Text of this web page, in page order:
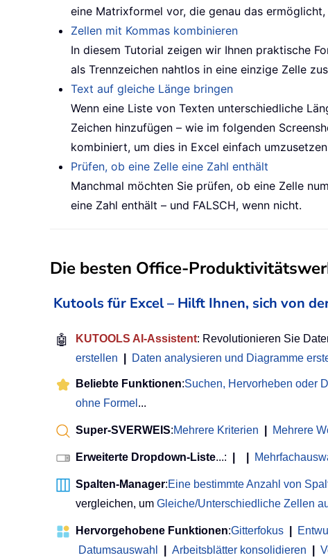
eine Matrixformel vor, die genau das
Zellen mit Kommas kombinieren
In diesem Tutorial zeigen wir Ihnen praktische
als Trennzeichen nahtlos in eine einzige Zelle
Text auf gleiche Länge bringen
Wenn eine Liste von Texten unterschiedliche
Zeichen hinzufügen – wie im folgenden
kombiniert, um dies in Excel einfach
Prüfen, ob eine Zelle eine Zahl enthält
Manchmal möchten Sie prüfen, ob eine Zelle
eine Zahl enthält – und FALSCH, wenn nicht.
Die besten Office-
Kutools für Excel – Hilft Ihnen, sich von
🤖 KUTOOLS AI-Assistent: Revolutionieren Sie
erstellen
Daten analysieren und Diagramme
Beliebte Funktionen:Suchen, Hervorheben oder
ohne Formel ...
Super-SVERWEIS:Mehrere Kriterien Mehrere
Erweiterte Dropdown-Liste...:
Spalten-Manager:Eine bestimmte Anzahl von
vergleichen, um Gleiche/Unterschiedliche Zellen
Hervorgehobene Funktionen:Gitterfokus
Datumsauswahl
Arbeitsblätter konsolidieren